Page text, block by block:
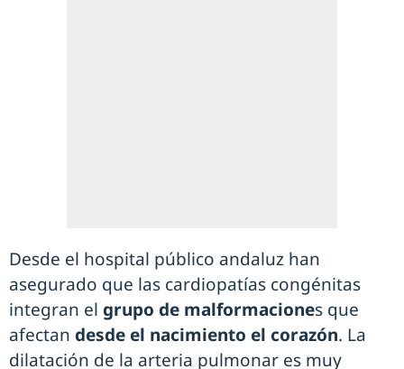
Desde el hospital público andaluz han
asegurado que las cardiopatías congénitas
integran el grupo de malformaciones que
afectan desde el nacimiento el corazón. La
dilatación de la arteria pulmonar es muy